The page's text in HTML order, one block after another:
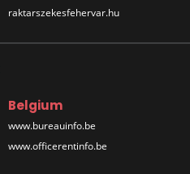
raktarszekesfehervar.hu
Belgium
www.bureauinfo.be
www.officerentinfo.be